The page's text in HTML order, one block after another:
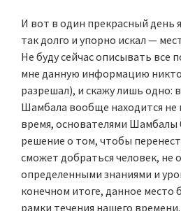
И вот в один прекрасный день
так долго и упорно искал —
Не буду сейчас описывать все
мне данную информацию
разрешал), и скажу лишь одно:
Шамбала вообще находится не
время, основателями Шамбалы
решение о том, чтобы
сможет добраться человек, не
определенными знаниями и
конечном итоге, данное место
рамки течения нашего